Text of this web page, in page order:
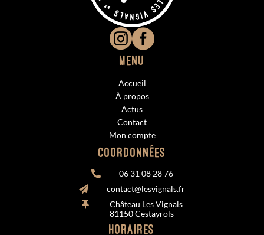

Menu
Accueil
À propos
Actus
Contact
Mon compte
Coordonnées
 06 31 08 28 76
 contact@lesvignals.fr

Château Les Vignals
81150 Cestayrols
Horaires